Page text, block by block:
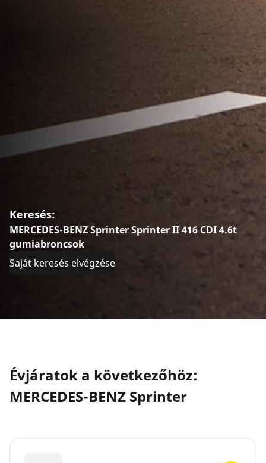
Keresés:
MERCEDES-BENZ Sprinter Sprinter II 416 CDI 4.6t
gumiabroncsok
Saját keresés elvégzése
Évjáratok a következőhöz:
MERCEDES-BENZ Sprinter